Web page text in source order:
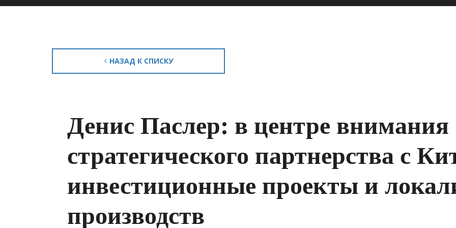
НАЗАД К СПИСКУ
Денис Паслер: в центре внимания
стратегического партнерства с
инвестиционные проекты и
производств